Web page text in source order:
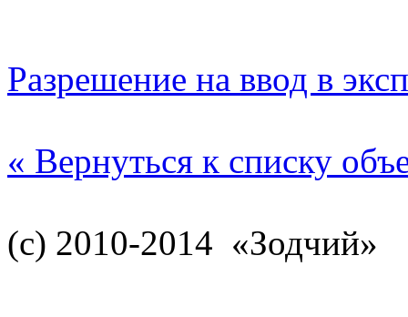
Разрешение на ввод в
« Вернуться к списку
(c) 2010-2014 «Зодчий»